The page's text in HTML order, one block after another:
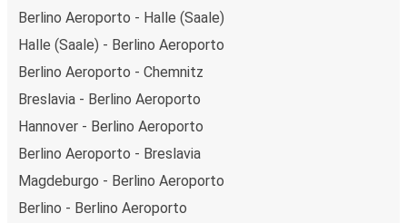
Berlino Aeroporto - Halle (Saale)
Halle (Saale) - Berlino Aeroporto
Berlino Aeroporto - Chemnitz
Breslavia - Berlino Aeroporto
Hannover - Berlino Aeroporto
Berlino Aeroporto - Breslavia
Magdeburgo - Berlino Aeroporto
Berlino - Berlino Aeroporto